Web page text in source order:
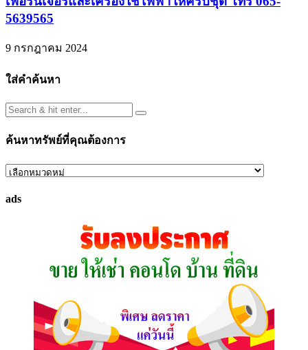
5639565
9 กรกฎาคม 2024
ใส่คำค้นหา
ค้นหาทรัพย์ที่คุณต้องการ
ค้นหา
ที่
ads